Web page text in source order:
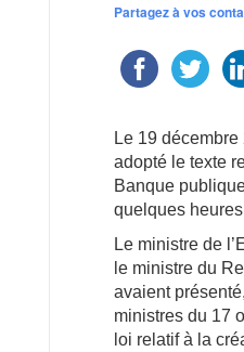
Partagez à vos
Le 19
adopté le texte
Banque
quelques
Le ministre de
le ministre du
avaient
ministres du 17
loi relatif à la